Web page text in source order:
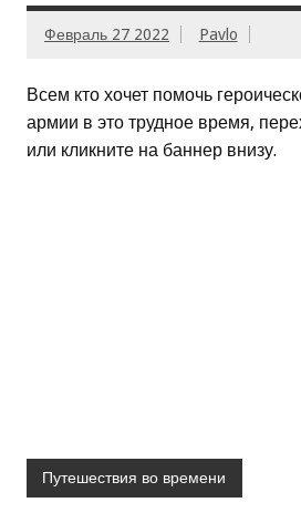
Февраль 27 2022 Pavlo
Всем кто хочет помочь
армии в это трудное время,
или кликните на баннер внизу.
Путешествия во времени